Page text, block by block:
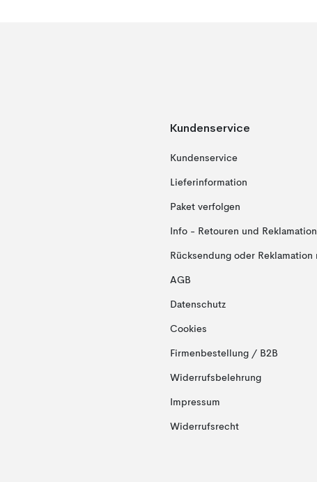
Kundenservice
Kundenservice
Lieferinformation
Paket verfolgen
Info - Retouren und
Rücksendung oder Reklamation
AGB
Datenschutz
Cookies
Firmenbestellung / B2B
Widerrufsbelehrung
Impressum
Widerrufsrecht